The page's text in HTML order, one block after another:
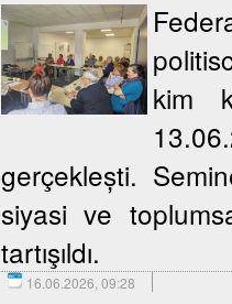
kim
gerçeklești.
siyasi ve
tartışıldı.
16.06.2026, 09:28